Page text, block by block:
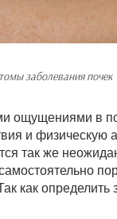
заболевания почек
ощущениями в
и физическую
так же
как определить